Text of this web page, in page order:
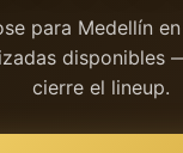
para Medellín
disponibles
cierre el lineup.